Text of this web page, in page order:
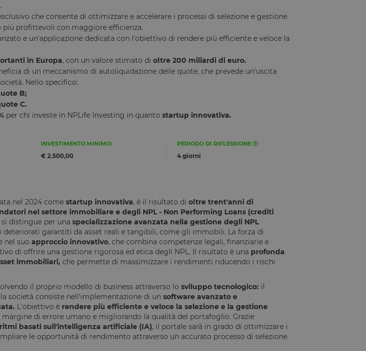
che consente di ottimizzare e accelerare i processi di selezione e gestione
profittevoli con maggiore efficienza.
e un'applicazione dedicata con l'obiettivo di rendere più efficiente e veloce la
in Europa, con un valore stimato di oltre 200 miliardi di euro.
di un meccanismo di autoliquidazione delle quote, che prevede un'uscita
Nello specifico:
B;
C.
per chi investe in NPLife Investing in quanto startup innovativa.
INVESTIMENTO MINIMO:
€ 2.500,00
PERIODO DI RIFLESSIONE
4 giorni
nel 2024 come startup innovativa, è il risultato di oltre trent'anni di
nel settore immobiliare e degli NPL - Non Performing Loans (crediti
si distingue per una specializzazione avanzata nella gestione degli NPL
deteriorati garantiti da asset reali e tangibili, come gli immobili. La forza di
nel suo approccio innovativo, che combina competenze legali, finanziarie e
di offrire una gestione rigorosa ed etica degli NPL. Il risultato è una profonda
immobiliari, che permette di massimizzare i rendimenti riducendo i rischi
il proprio modello di business attraverso lo sviluppo tecnologico: il
società consiste nell'implementazione di un software avanzato e
L'obiettivo è rendere più efficiente e veloce la selezione e la gestione
di errore umano e migliorando la qualità del portafoglio. Grazie
basati sull'intelligenza artificiale (IA), il portale sarà in grado di ottimizzare i
le opportunità di rendimento attraverso un accurato processo di selezione